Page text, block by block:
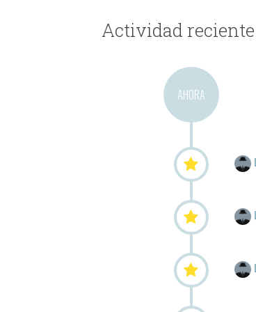
Actividad
AHORA